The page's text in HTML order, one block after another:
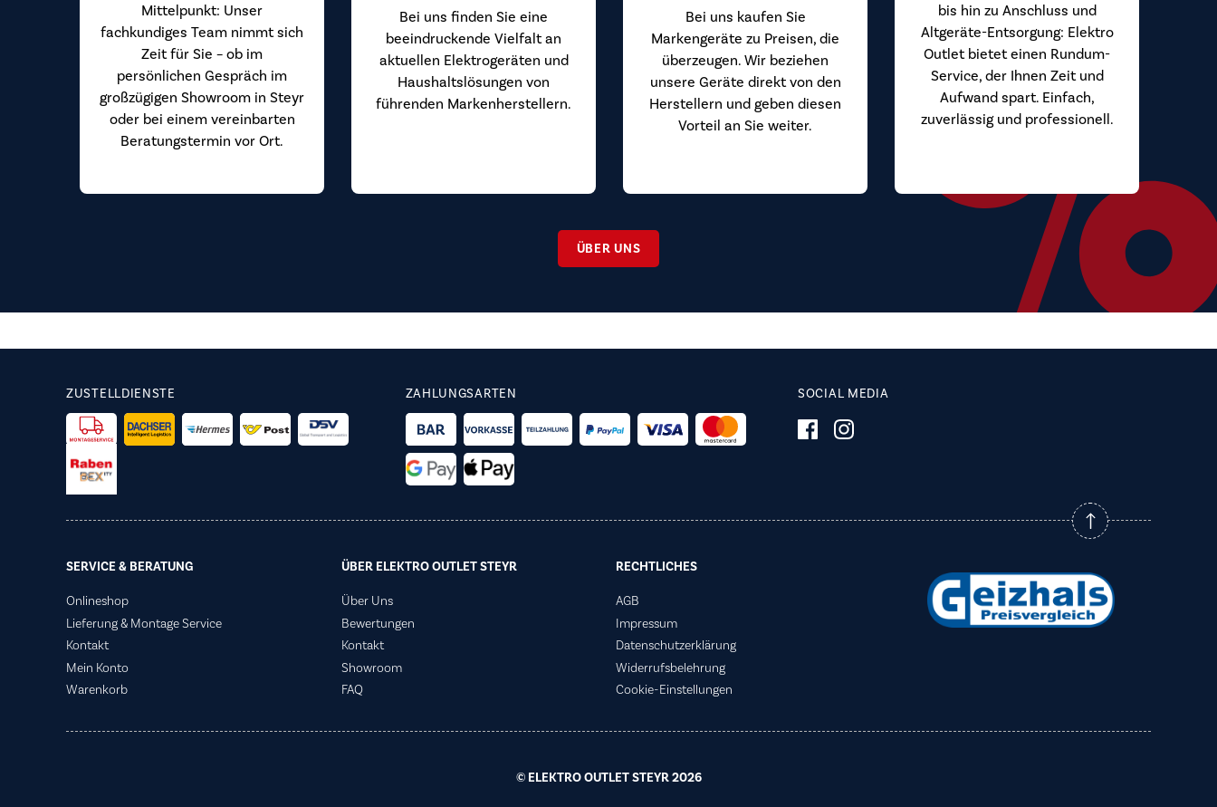
Mittelpunkt: Unser
fachkundiges Team nimmt sich
Zeit für Sie – ob im
persönlichen Gespräch im
großzügigen Showroom in Steyr
oder bei einem vereinbarten
Beratungstermin vor Ort.
Bei uns finden Sie eine
beeindruckende Vielfalt an
aktuellen Elektrogeräten und
Haushaltslösungen von
führenden Markenherstellern.
Bei uns kaufen Sie
Markengeräte zu Preisen, die
überzeugen. Wir beziehen
unsere Geräte direkt von den
Herstellern und geben diesen
Vorteil an Sie weiter.
bis hin zu Anschluss und
Altgeräte-Entsorgung: Elektro
Outlet bietet einen Rundum-
Service, der Ihnen Zeit und
Aufwand spart. Einfach,
zuverlässig und professionell.
ÜBER UNS
ZUSTELLDIENSTE ZAHLUNGSARTEN SOCIAL MEDIA
SERVICE & BERATUNG
Onlineshop
Lieferung & Montage Service
Kontakt
Mein Konto
Warenkorb
ÜBER ELEKTRO OUTLET STEYR
Über Uns
Bewertungen
Kontakt
Showroom
FAQ
RECHTLICHES
AGB
Impressum
Datenschutzerklärung
Widerrufsbelehrung
Cookie-Einstellungen
© ELEKTRO OUTLET STEYR 2026